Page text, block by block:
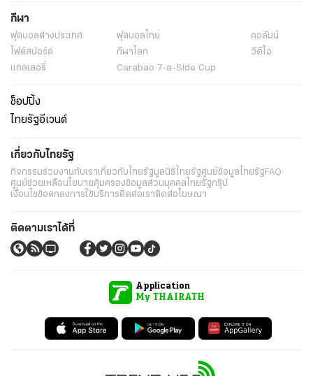
ข่าว
พระราชสำนัก ทั่วไทย
การเมือง
นโยบายรัฐ
ต่างประเทศ
อาชญากรรม
ยานยนต์
ราคาทองคำ
เนื้อหาที่น่าสนใจ
บันเทิง
นิยาย
วิดีโอ
Podcast
ไลฟ์สไตล์
มัลติมีเดีย
กีฬา
ฟุตบอลต่่างประเทศ ฟุตบอลไทย
ไฟต์สปอร์ต
กีฬาโลก
ไทยรัฐอีเวนต์